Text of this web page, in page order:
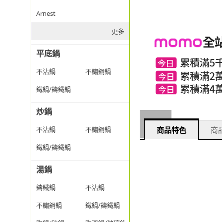
Arnest
更多
平底鍋
不沾鍋
不鏽鋼鍋
鐵鍋/鑄鐵鍋
炒鍋
不沾鍋
不鏽鋼鍋
鐵鍋/鑄鐵鍋
湯鍋
鑄鐵鍋
不沾鍋
不鏽鋼鍋
鐵鍋/鑄鐵鍋
商品特色 商